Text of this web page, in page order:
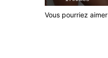
Vous pourriez aimer